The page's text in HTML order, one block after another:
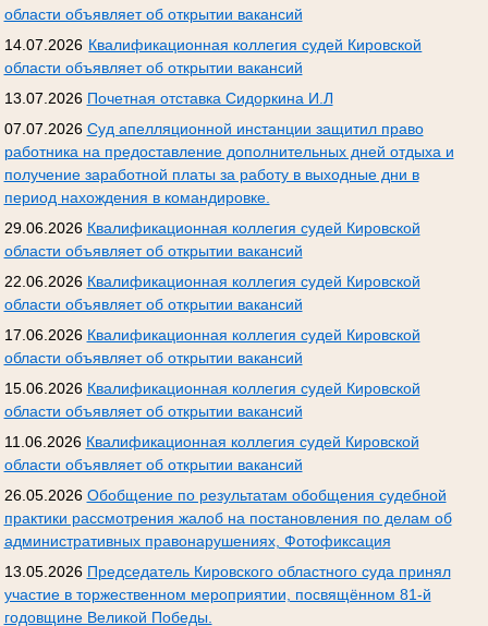
области объявляет об открытии вакансий
14.07.2026 Квалификационная коллегия судей Кировской
области объявляет об открытии вакансий
13.07.2026 Почетная отставка Сидоркина И.Л
07.07.2026 Суд апелляционной инстанции защитил право
работника на предоставление дополнительных дней отдыха и
получение заработной платы за работу в выходные дни в
период нахождения в командировке.
29.06.2026 Квалификационная коллегия судей Кировской
области объявляет об открытии вакансий
22.06.2026 Квалификационная коллегия судей Кировской
области объявляет об открытии вакансий
17.06.2026 Квалификационная коллегия судей Кировской
области объявляет об открытии вакансий
15.06.2026 Квалификационная коллегия судей Кировской
области объявляет об открытии вакансий
11.06.2026 Квалификационная коллегия судей Кировской
области объявляет об открытии вакансий
26.05.2026 Обобщение по результатам обобщения судебной
практики рассмотрения жалоб на постановления по делам об
административных правонарушениях, Фотофиксация
13.05.2026 Председатель Кировского областного суда принял
участие в торжественном мероприятии, посвящённом 81-й
годовщине Великой Победы.